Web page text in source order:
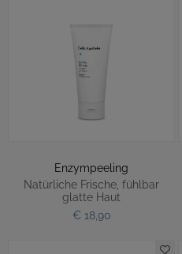
Enzympeeling
Natürliche Frische, fühlbar
glatte Haut
€ 18,90